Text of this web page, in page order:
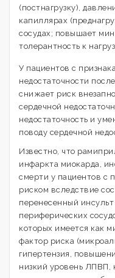
(постнагрузку),
капиллярах
сосудах; повышает
толерантность к
У пациентов с
недостаточности
снижает риск
сердечной
недостаточность и
поводу сердечной
Известно, что
инфаркта миокарда,
смерти у пациентов с
риском вследствие
перенесенный
периферических
которых имеется как
фактор риска
гипертензия,
низкий уровень